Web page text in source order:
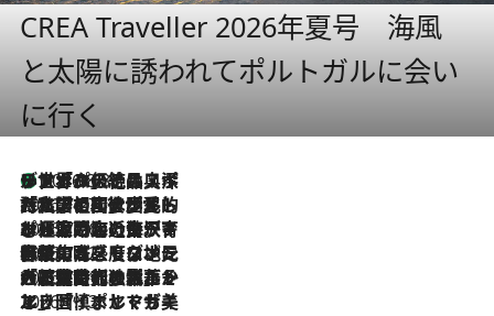
CREA Traveller 2026年夏号 海風
と太陽に誘われてポルトガルに会い
に行く
2026.8.8
リスボンの絶品スイーツ「パステル・デ・ナタ」とは？ポルトガル伝統の奥深い世界へ
2026.7.27
「私の祖国はポルトガル語です」国民的詩人フェルナンド・ペソアと、彼が愛した文学の街を歩く
2026.7.26
ポルトガル近海が育む極上の海の幸。キリリと冷えた白ワインと愉しむ、シーフード専門店の贅沢
2026.7.22
伝統の味をモダンに昇華。高感度な地元客が集う、リスボンの最旬ガストロノミー
2026.7.21
大航海時代の栄華から、震災、独裁、そして革命へ。ポルトガル・首都リスボンの石畳に刻まれた「歴史の光と影」
2026.7.13
エッセイ・ヤマザキマリ「慎ましくも美しき国 ポルトガル」